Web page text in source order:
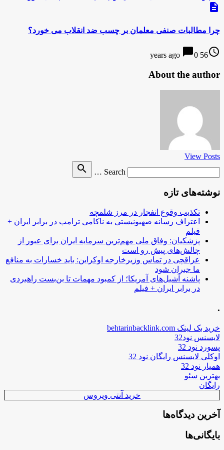
description
چرا مطالبات صنفی معلمان بر چسب ضد انقلاب می خورد؟
access_time
56 years ago
chat_bubble0
About the author
View Posts
Search …
search
نوشته‌های تازه
تکذیب وقوع انفجار در مرز شلمچه
اعتراف رسانه صهیونیستی به ناکامی ترامپ در برابر ایران +
فیلم
پزشکیان: وفاق ملی مهم‌ترین سرمایه ایران برای عبور از
چالش‌های پیش رو است
عراقچی در تماس وزیرخارجه اوکراین: باید خسارات به منافع
ما جبران شود
پاشنه آشیل‌های آمریکا؛ از کمبود مهمات تا بن‌بست راهبردی
در برابر ایران + فیلم
.
خرید بک لینک behtarinbacklink.com
لایسنس نود32
پسورد نود 32
اوکلی لایسنس رایگان نود 32
همیار نود 32
بهترین سئو
رایگان
خرید آنتی ویروس
آخرین دیدگاه‌ها
بایگانی‌ها